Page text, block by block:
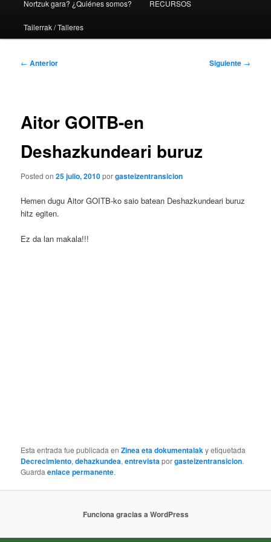
Nortzuk gara? ¿Quiénes somos? RECURSOS
Tailerrak / Talleres
Navegación
← Anterior Siguiente →
Aitor GOITB-en
Deshazkundeari buruz
Posted on25 julio, 2010porgasteizentransicion
Hemen dugu Aitor GOITB-ko saio batean Deshazkundeari buruz
hitz egiten.
Ez da lan makala!!!
Esta entrada fue publicada enZinea eta dokumentalak y etiquetada
Decrecimiento,dehazkundea,entrevista porgasteizentransicion.
Guardaenlace permanente.
Funciona gracias a WordPress